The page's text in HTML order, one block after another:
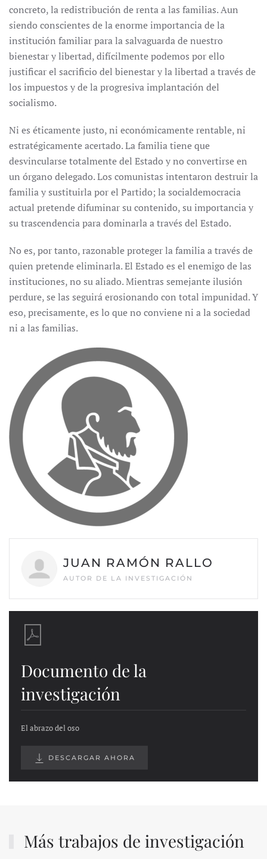
concreto, la redistribución de renta a las familias. Aun
siendo conscientes de la enorme importancia de la
institución familiar para la salvaguarda de nuestro
bienestar y libertad, difícilmente podemos por ello
justificar el sacrificio del bienestar y la libertad a través de
los impuestos y de la progresiva implantación del
socialismo.
Ni es éticamente justo, ni económicamente rentable, ni
estratégicamente acertado. La familia tiene que
desvincularse totalmente del Estado y no convertirse en
un órgano delegado. Los comunistas intentaron destruir la
familia y sustituirla por el Partido; la socialdemocracia
actual pretende difuminar su contenido, su importancia y
su trascendencia para dominarla a través del Estado.
No es, por tanto, razonable proteger la familia a través de
quien pretende eliminarla. El Estado es el enemigo de las
instituciones, no su aliado. Mientras semejante ilusión
perdure, se las seguirá erosionando con total impunidad. Y
eso, precisamente, es lo que no conviene ni a la sociedad
ni a las familias.
JUAN RAMÓN RALLO
AUTOR DE LA INVESTIGACIÓN
Documento de la
investigación
El abrazo del oso
DESCARGAR AHORA
Más trabajos de investigación